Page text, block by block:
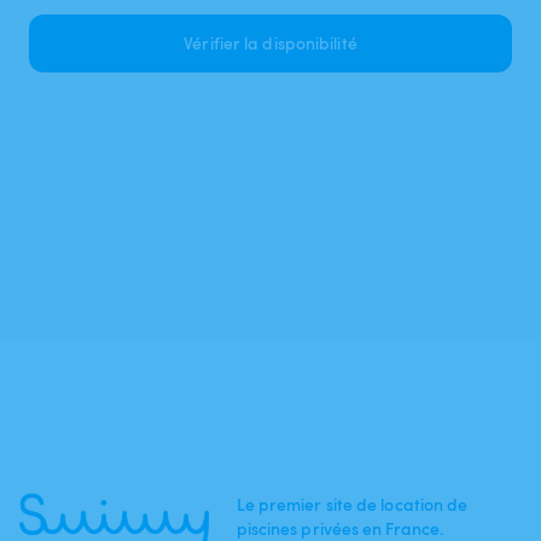
Vérifier la disponibilité
Le premier site de location de
piscines privées en France.